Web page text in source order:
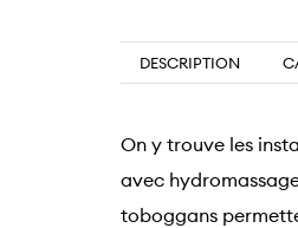
DESCRIPTION
On y trouve les
avec
toboggans